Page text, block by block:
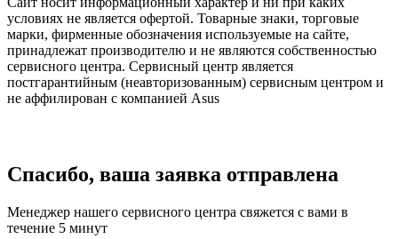
условиях не является офертой. Товарные знаки, торговые
марки, фирменные обозначения используемые на сайте,
принадлежат производителю и не являются собственностью
сервисного центра. Сервисный центр является
постгарантийным (неавторизованным) сервисным центром и
не аффилирован с компанией Asus
Спасибо, ваша заявка отправлена
Менеджер нашего сервисного центра свяжется с вами в
течение 5 минут